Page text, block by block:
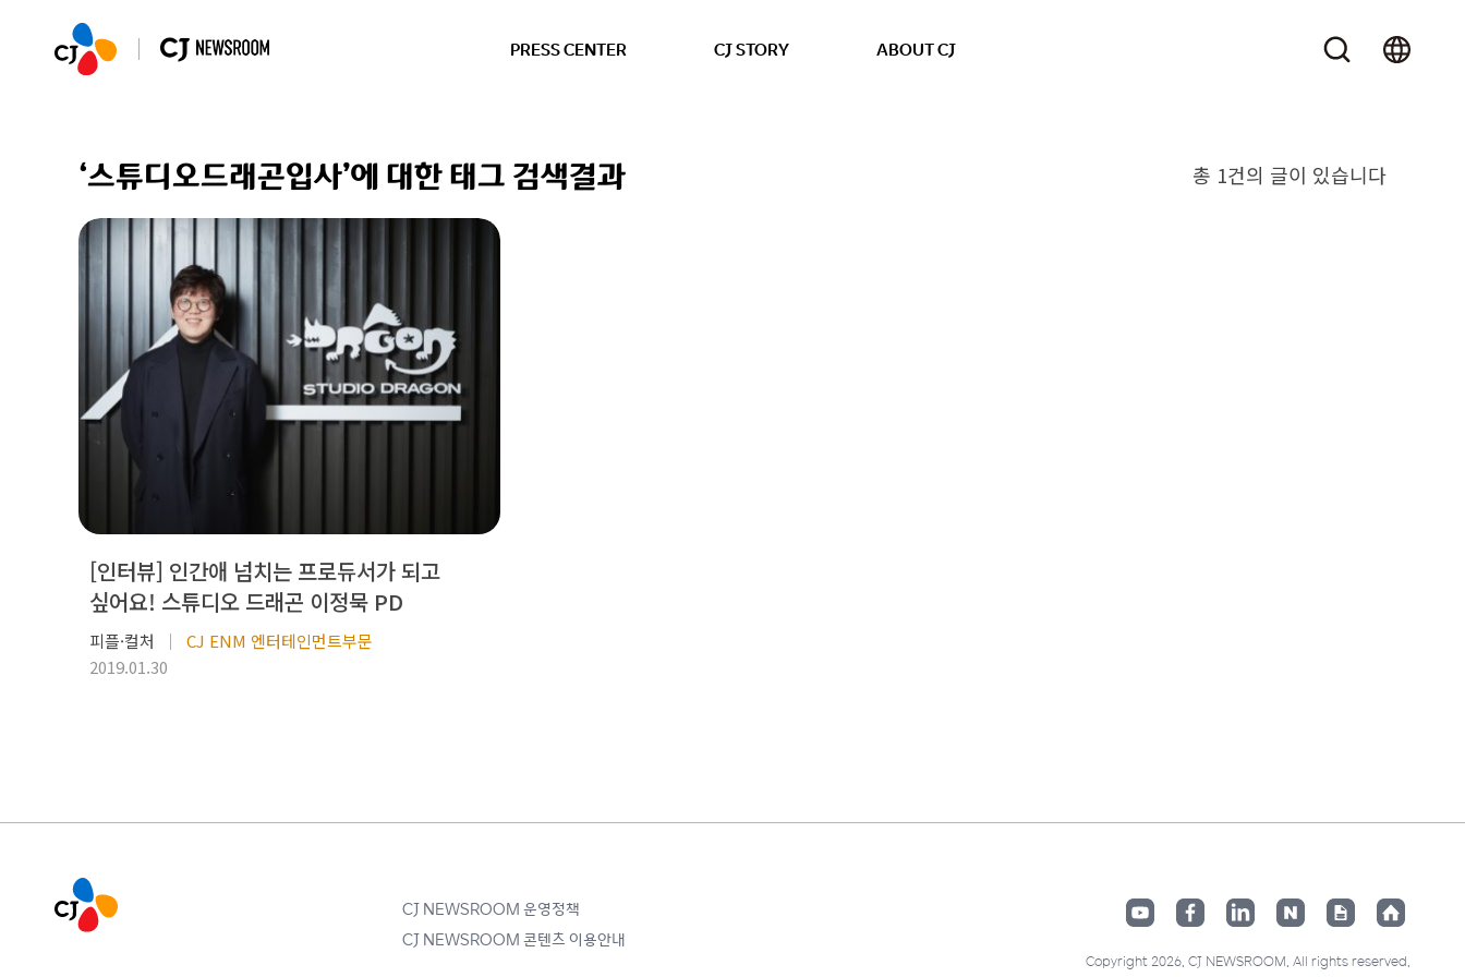
PRESS CENTER CJ STORY ABOUT CJ
‘스튜디오드래곤입사’에 대한 태그 검색결과 총 1건의 글이 있습니다
[인터뷰] 인간애 넘치는 프로듀서가 되고
싶어요! 스튜디오 드래곤 이정묵 PD
피플·컬처
CJ ENM 엔터테인먼트부문
2019.01.30
CJ NEWSROOM 운영정책
CJ NEWSROOM 콘텐츠 이용안내
Copyright 2026. CJ NEWSROOM. All rights reserved.